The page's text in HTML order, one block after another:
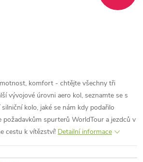
komfort - chtějte všechny tři
vývojové úrovni aero kol, seznamte se s
kolo, jaké se nám kdy podařilo
požadavkům spurterů WorldTour a jezdců v
cestu k vítězství! Detailní informace